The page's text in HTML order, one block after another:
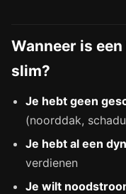
Wanneer is
slim?
Je hebt geen
(noorddak,
Je hebt al een
verdienen
Je wilt